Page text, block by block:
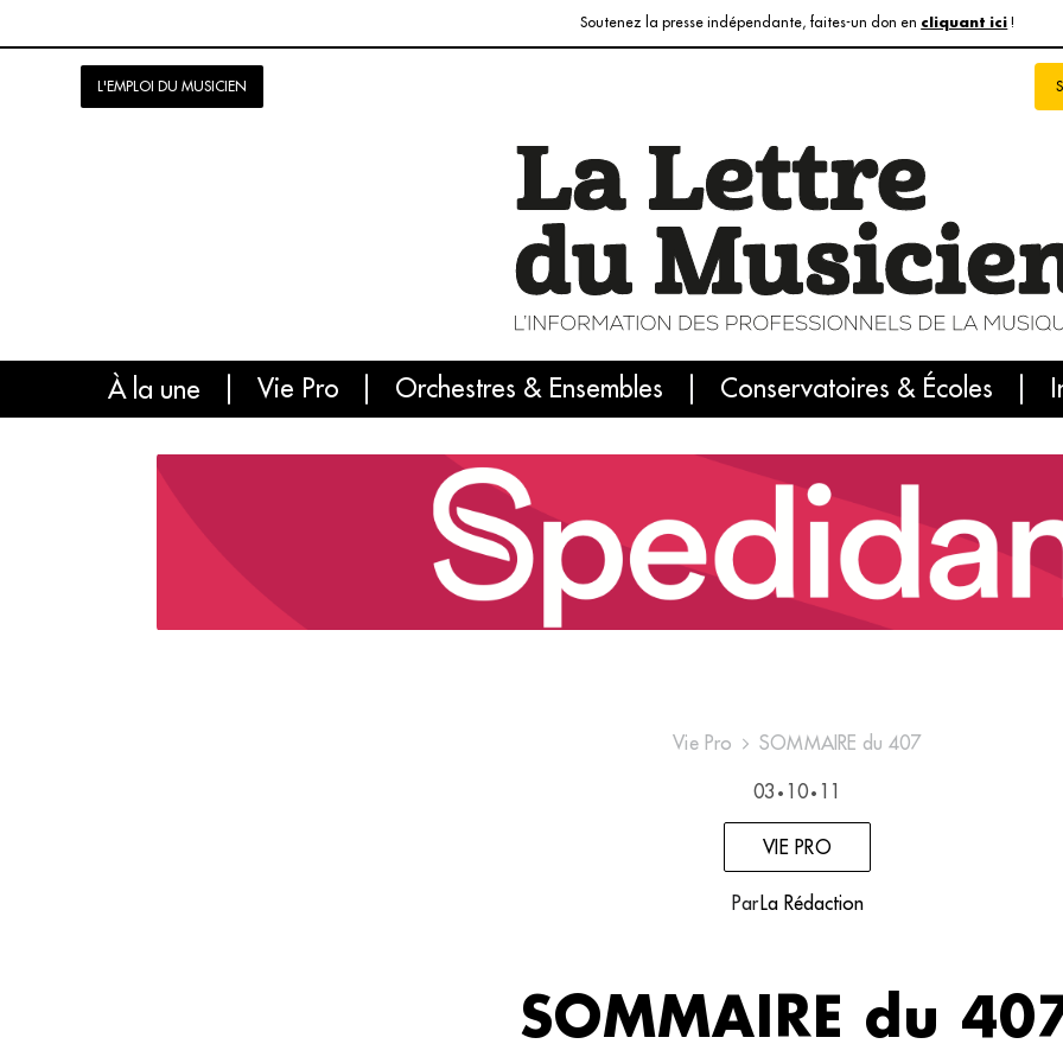
Soutenez la presse indépendante, faites-un don en cliquant ici !
L'EMPLOI DU MUSICIEN
À la une Vie Pro Orchestres & Ensembles Conservatoires & Écoles
L'info du jour Le numéro du mois
Vie Pro SOMMAIRE du 407
03 • 10 • 11
VIE PRO
Par La Rédaction
SOMMAIRE du